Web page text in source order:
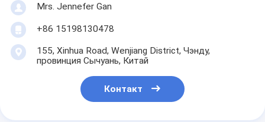
Mrs. Jennefer Gan
+86 15198130478
155, Xinhua Road, Wenjiang District, Чэнду,
провинция Сычуань, Китай
Контакт